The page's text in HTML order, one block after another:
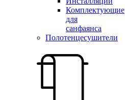
Комплектующие
для
санфаянса
Полотенцесушители